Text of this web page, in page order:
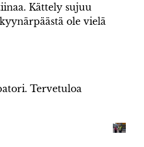
Kättely sujuu
ole vielä
Tervetuloa